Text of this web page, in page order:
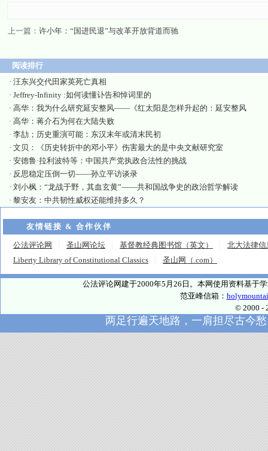
上一篇： 许小年：“国进民退”与改革开放背道而驰
阅读排行
· 汪东兴交代田家英死亡真相
· Jeffrey-Infinity :如何读懂讣告和悼词里的
· 高华：我为什么研究延安整风——《红太阳是怎样升起的：延安整风
· 高华：蒋介石为何在大陆失败
· 李劼；历史重演可能：东汉末年或清末民初
· 文贝：《历史转折中的邓小平》伤害最大的是中央文献研究室
· 安德鲁·拉利波特等：中国共产党执政合法性的挑战
· 反思稳定压倒一切——孙立平访谈录
· 刘小枫：“龙战于野，其血玄黄”——共和国战争史的政治哲学解读
· 黎安友：中共韧性威权还能维持多久？
友情链接 & 合作伙伴
公法评论网 圣山网论坛 基督教经典图书馆（英文）
北大法律信
Liberty Library of Constitutional Classics
圣山网（.com）
公法评论网建于2000年5月26日。本网使用资料基于
范亚峰信箱：
© 2000 -
两足行遍天地路，一肩担尽古今